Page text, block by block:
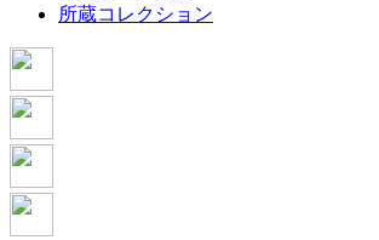
所蔵コレクション